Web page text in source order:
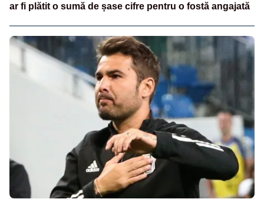
ar fi plătit o sumă de șase cifre pentru o fostă angajată